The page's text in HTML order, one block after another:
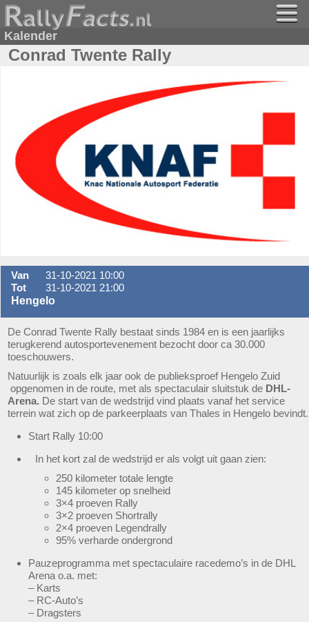
Kalender
Conrad Twente Rally
Van
31-10-2021 10:00
Tot
31-10-2021 21:00
Hengelo
De Conrad Twente Rally bestaat sinds 1984 en is een jaarlijks
terugkerend autosportevenement bezocht door ca 30.000
toeschouwers.
Natuurlijk is zoals elk jaar ook de publieksproef Hengelo Zuid
opgenomen in de route, met als spectaculair sluitstuk de DHL-
Arena. De start van de wedstrijd vind plaats vanaf het service
terrein wat zich op de parkeerplaats van Thales in Hengelo bevindt.
Start Rally 10:00
In het kort zal de wedstrijd er als volgt uit gaan zien:
250 kilometer totale lengte
145 kilometer op snelheid
3×4 proeven Rally
3×2 proeven Shortrally
2×4 proeven Legendrally
95% verharde ondergrond
Pauzeprogramma met spectaculaire racedemo’s in de DHL
Arena o.a. met:
– Karts
– RC-Auto’s
– Dragsters